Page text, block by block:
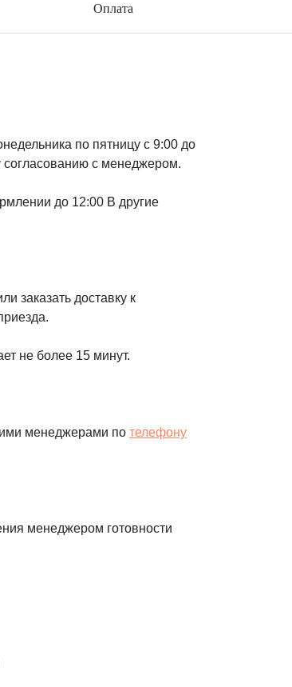
Оплата
по пятницу с 9:00 до
согласованию с менеджером.
до 12:00 В другие
заказать доставку к
не более 15 минут.
менеджерами по телефону
менеджером готовности